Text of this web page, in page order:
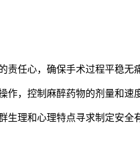
任心，确保手术过程平稳无
，控制麻醉药物的剂量和速
理和心理特点寻求制定安全